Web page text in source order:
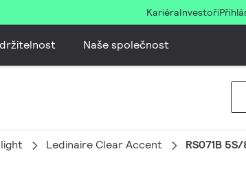
KariéraInvestoři
Naše společnost
Ledinaire Clear Accent RS071B